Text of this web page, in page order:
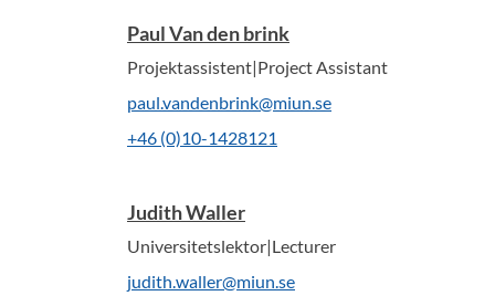
Paul Van den brink
Projektassistent|Project Assistant
paul.vandenbrink@miun.se
+46 (0)10-1428121
Judith Waller
Universitetslektor|Lecturer
judith.waller@miun.se